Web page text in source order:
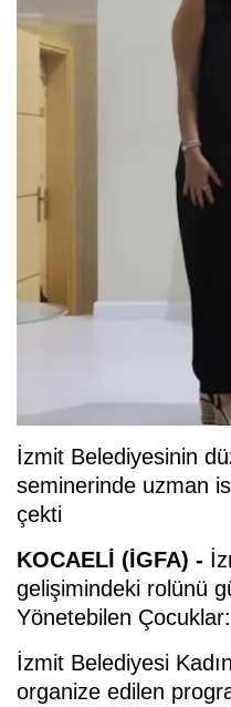
İzmit Belediyesinin
seminerinde uzman
çekti
KOCAELİ (İGFA) -
gelişimindeki rolünü
Yönetebilen
İzmit Belediyesi
organize edilen